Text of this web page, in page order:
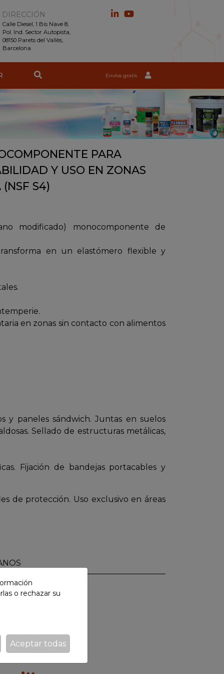
DIRECCIÓN
Calle Diesel, 1 Bis Nave 8,
Pol. Ind. Sector Autopista,
08150 Parets del Vallès,
Barcelona
Envíos gratis
PARA
Y USO EN ZONAS
S4)
modificado) monocomponente de
en un elastómero flexible y
en zonas sin contacto con alimentos
y paneles sándwich. Juntas en suelos
Sellado de estructuras metálicas,
Fijación de bandejas portacables y
de protección. Uso exclusivo en áreas
o rechazar su
Aceptar todas